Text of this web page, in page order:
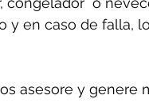
y en caso de falla,
asesore y genere